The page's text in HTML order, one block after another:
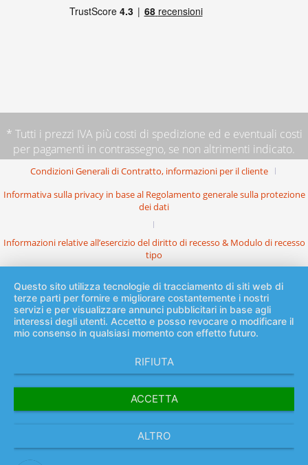
* Tutti i prezzi IVA più costi di spedizione ed e eventuali costi
per pagamenti in contrassegno, se non altrimenti indicato.
Condizioni Generali di Contratto, informazioni per il cliente
Informativa sulla privacy in base al Regolamento generale sulla protezione
dei dati
Informazioni relative all’esercizio del diritto di recesso & Modulo di recesso
tipo
Questo sito utilizza tecnologie di tracciamento di siti web di
terze parti per fornire e migliorare costantemente i nostri
servizi e per visualizzare annunci pubblicitari in base agli
interessi degli utenti. Accetto e posso revocare o modificare il
mio consenso in qualsiasi momento con effetto futuro.
RIFIUTA
ACCETTA
ALTRO